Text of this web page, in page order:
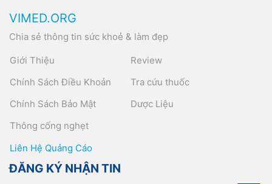
VIMED.ORG
Chia sẻ thông tin sức khoẻ & làm đẹp
Giới Thiệu
Chính Sách Điều Khoản
Chính Sách Bảo Mật
Thông cống nghẹt
Review
Tra cứu thuốc
Dược Liệu
Liên Hệ Quảng Cáo
ĐĂNG KÝ NHẬN TIN